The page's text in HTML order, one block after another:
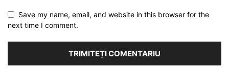
Save my name, email, and website in this browser for the
next time I comment.